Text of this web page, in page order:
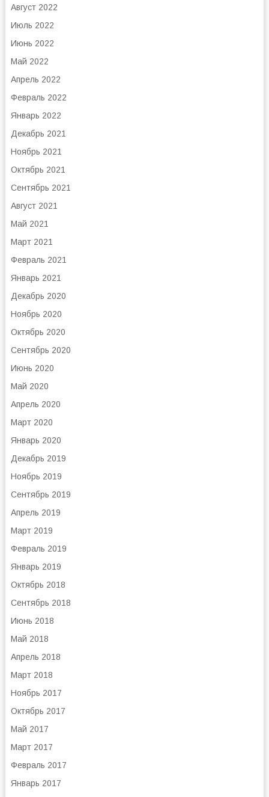
Август 2022
Июль 2022
Июнь 2022
Май 2022
Апрель 2022
Февраль 2022
Январь 2022
Декабрь 2021
Ноябрь 2021
Октябрь 2021
Сентябрь 2021
Август 2021
Май 2021
Март 2021
Февраль 2021
Январь 2021
Декабрь 2020
Ноябрь 2020
Октябрь 2020
Сентябрь 2020
Июнь 2020
Май 2020
Апрель 2020
Март 2020
Январь 2020
Декабрь 2019
Ноябрь 2019
Сентябрь 2019
Апрель 2019
Март 2019
Февраль 2019
Январь 2019
Октябрь 2018
Сентябрь 2018
Июнь 2018
Май 2018
Апрель 2018
Март 2018
Ноябрь 2017
Октябрь 2017
Май 2017
Март 2017
Февраль 2017
Январь 2017